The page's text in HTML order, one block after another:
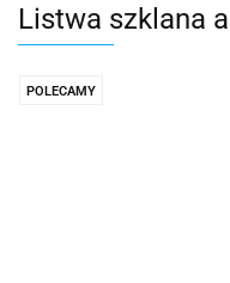
Listwa szklana
POLECAMY